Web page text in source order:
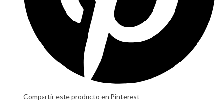
Compartir este producto en Pinterest